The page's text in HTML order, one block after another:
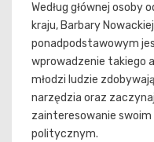
Według głównej osoby
kraju, Barbary
ponadpodstawowym
wprowadzenie takiego
młodzi ludzie
narzędzia oraz
zainteresowanie
politycznym.